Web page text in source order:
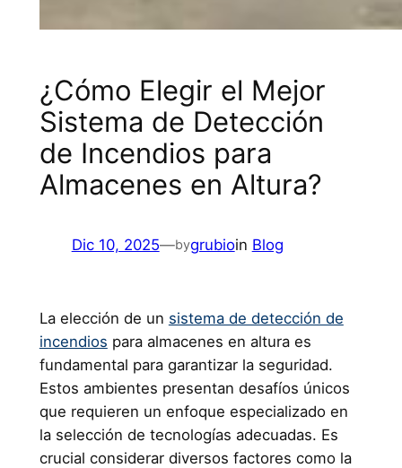
¿Cómo Elegir el Mejor
Sistema de Detección
de Incendios para
Almacenes en Altura?
Dic 10, 2025—bygrubioin Blog
La elección de un sistema de detección de
incendios para almacenes en altura es
fundamental para garantizar la seguridad.
Estos ambientes presentan desafíos únicos
que requieren un enfoque especializado en
la selección de tecnologías adecuadas. Es
crucial considerar diversos factores como la